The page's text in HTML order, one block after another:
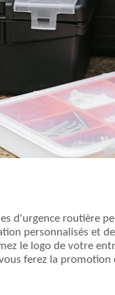
d'urgence routière
personnalisés et
le logo de votre
ferez la